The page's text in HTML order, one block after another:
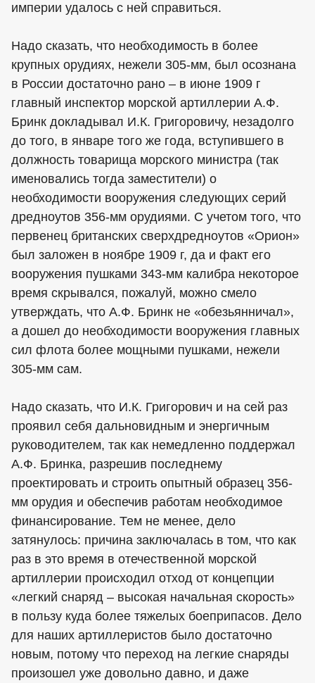
империи удалось с ней справиться.
Надо сказать, что необходимость в более
крупных орудиях, нежели 305-мм, был осознана
в России достаточно рано – в июне 1909 г
главный инспектор морской артиллерии А.Ф.
Бринк докладывал И.К. Григоровичу, незадолго
до того, в январе того же года, вступившего в
должность товарища морского министра (так
именовались тогда заместители) о
необходимости вооружения следующих серий
дредноутов 356-мм орудиями. С учетом того, что
первенец британских сверхдредноутов «Орион»
был заложен в ноябре 1909 г, да и факт его
вооружения пушками 343-мм калибра некоторое
время скрывался, пожалуй, можно смело
утверждать, что А.Ф. Бринк не «обезьянничал»,
а дошел до необходимости вооружения главных
сил флота более мощными пушками, нежели
305-мм сам.
Надо сказать, что И.К. Григорович и на сей раз
проявил себя дальновидным и энергичным
руководителем, так как немедленно поддержал
А.Ф. Бринка, разрешив последнему
проектировать и строить опытный образец 356-
мм орудия и обеспечив работам необходимое
финансирование. Тем не менее, дело
затянулось: причина заключалась в том, что как
раз в это время в отечественной морской
артиллерии происходил отход от концепции
«легкий снаряд – высокая начальная скорость»
в пользу куда более тяжелых боеприпасов. Дело
для наших артиллеристов было достаточно
новым, потому что переход на легкие снаряды
произошел уже довольно давно, и даже